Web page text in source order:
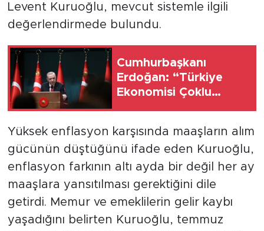
Levent Kuruoğlu, mevcut sistemle ilgili
değerlendirmede bulundu.
Cumhurbaşkanı
Erdoğan: “Türkiye
Ekonomisi Çoklu
Yüksek enflasyon karşısında maaşların alım
gücünün düştüğünü ifade eden Kuruoğlu,
enflasyon farkının altı ayda bir değil her ay
maaşlara yansıtılması gerektiğini dile
getirdi. Memur ve emeklilerin gelir kaybı
yaşadığını belirten Kuruoğlu, temmuz